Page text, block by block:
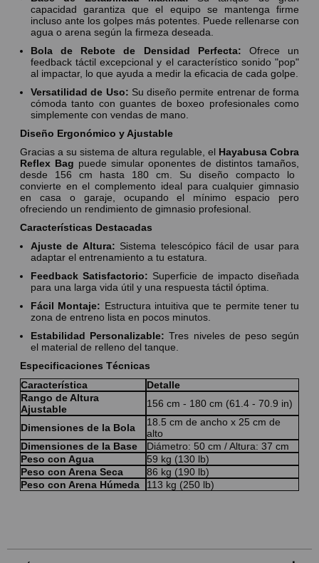
capacidad garantiza que el equipo se mantenga firme
incluso ante los golpes más potentes. Puede rellenarse con
agua o arena según la firmeza deseada.
Bola de Rebote de Densidad Perfecta: Ofrece un
feedback táctil excepcional y el característico sonido "pop"
al impactar, lo que ayuda a medir la eficacia de cada golpe.
Versatilidad de Uso: Su diseño permite entrenar de forma
cómoda tanto con guantes de boxeo profesionales como
simplemente con vendas de mano.
Diseño Ergonómico y Ajustable
Gracias a su sistema de altura regulable, el Hayabusa Cobra
Reflex Bag puede simular oponentes de distintos tamaños,
desde 156 cm hasta 180 cm.
Su diseño compacto lo
convierte en el complemento ideal para cualquier gimnasio
en casa o garaje,
ocupando el mínimo espacio pero
ofreciendo un rendimiento de gimnasio profesional.
Características Destacadas
Ajuste de Altura: Sistema telescópico fácil de usar para
adaptar el entrenamiento a tu estatura.
Feedback Satisfactorio: Superficie de impacto diseñada
para una larga vida útil y una respuesta táctil óptima.
Fácil Montaje: Estructura intuitiva que te permite tener tu
zona de entreno lista en pocos minutos.
Estabilidad Personalizable: Tres niveles de peso según
el material de relleno del tanque.
Especificaciones Técnicas
Característica
Detalle
Rango de Altura
Ajustable
156 cm - 180 cm (61.4 - 70.9 in)
Dimensiones de la Bola
18.5 cm de ancho x 25 cm de
alto
Dimensiones de la Base
Diámetro: 50 cm / Altura: 37 cm
Peso con Agua
59 kg (130 lb)
Peso con Arena Seca
86 kg (190 lb)
Peso con Arena Húmeda
113 kg (250 lb)